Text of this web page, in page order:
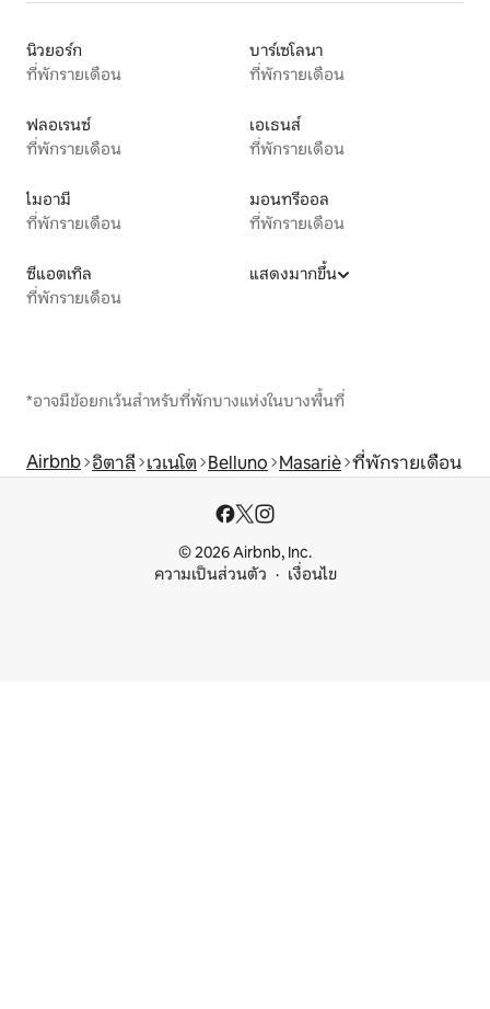
นิวยอร์ก
ที่พักรายเดือน
บาร์เซโลนา
ที่พักรายเดือน
ฟลอเรนซ์
ที่พักรายเดือน
เอเธนส์
ที่พักรายเดือน
ไมอามี
ที่พักรายเดือน
มอนทรีออล
ที่พักรายเดือน
ซีแอตเทิล
ที่พักรายเดือน
แสดงมากขึ้น
*อาจมีข้อยกเว้นสำหรับที่พักบางแห่งในบางพื้นที่
Airbnb อิตาลี เวเนโต Belluno Masariè ที่พักรายเดือน
© 2026 Airbnb, Inc.
ความเป็นส่วนตัว
เงื่อนไข